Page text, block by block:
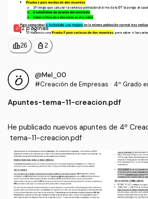
2 páginas
leaderboard26 personal_bag 2
@Mel_00
#Creación de Empresas · 4º Grado
sas (UHU)
Apuntes-tema-11-creacion.pdf
He publicado nuevos apuntes de 4º
tema-11-creacion.pdf